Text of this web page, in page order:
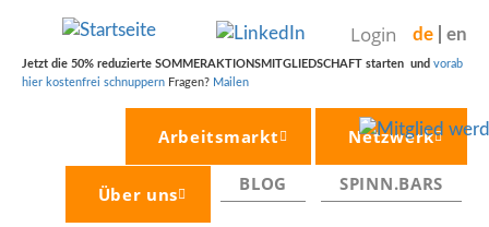
Inhalt
Jetzt die 50% reduzierte SOMMERAKTIONSMITGLIEDSCHAFT starten und vorab
hier kostenfrei schnuppern Fragen? Mailen
Arbeitsmarkt Netzwerk
Über uns BLOG SPINN.BARS
Login en
de